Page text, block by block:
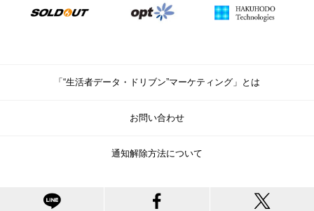
「“生活者データ・ドリブン”マーケティング」とは
お問い合わせ
通知解除方法について
© Copyright Hakuhodo DY Holdings Inc. All rights reserved.